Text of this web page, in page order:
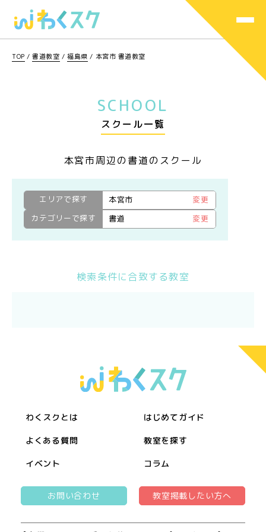
TOP /書道教室 /福島県 / 本宮市 書道教室
SCHOOL
スクール一覧
本宮市周辺の書道のスクール
エリアで探す 本宮市
変更
カテゴリーで探す
書道 変更
検索条件に合致する教室
わくスクとは はじめてガイド
よくある質問 教室を探す
イベント コラム
お問い合わせ 教室掲載したい方へ